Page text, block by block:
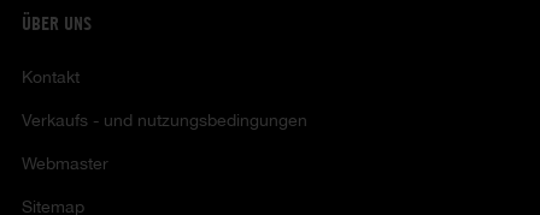
ÜBER UNS
Kontakt
Verkaufs - und nutzungsbedingungen
Webmaster
Sitemap